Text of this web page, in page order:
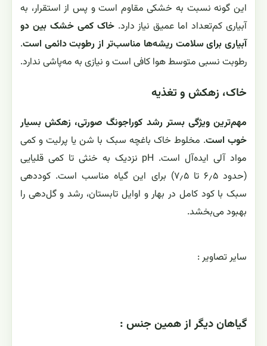
این گونه نسبت به خشکی مقاوم است و پس از استقرار، به
آبیاری کم‌تعداد اما عمیق نیاز دارد.خاک کمی خشک بین دو
آبیاری برای سلامت ریشه‌ها مناسب‌تر از رطوبت دائمی است.
رطوبت نسبی متوسط هوا کافی است و نیازی به مه‌پاشی ندارد.
خاک، زهکش و تغذیه
مهم‌ترین ویژگی بستر رشد کوراجونگ صورتی، زهکش بسیار
خوب است. مخلوط خاک باغچه سبک با شن یا پرلیت و کمی
مواد آلی ایده‌آل است. pH نزدیک به خنثی تا کمی قلیایی
(حدود ۶٫۵ تا ۷٫۵) برای این گیاه مناسب است. کوددهی
سبک با کود کامل در بهار و اوایل تابستان، رشد و گل‌دهی را
بهبود می‌بخشد.
ساير تصاوير :
گياهان ديگر از همين جنس :